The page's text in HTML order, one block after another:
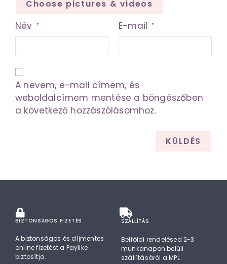
Choose pictures & videos
Név * E-mail *
A nevem, e-mail címem, és
weboldalcímem mentése a böngészőben
a következő hozzászólásomhoz.
BIZTONSÁGOS FIZETÉS
A biztonságos és díjmentes
online fizetést a Paylike
biztosítja.
SZÁLLÍTÁS
Belföldi rendelésed 2-3
munkanapon belüli
szállításáról a MPL